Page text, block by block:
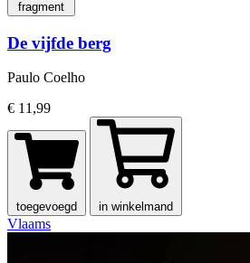
fragment
De vijfde berg
Paulo Coelho
€ 11,99
toegevoegd in winkelmand
Vlaams